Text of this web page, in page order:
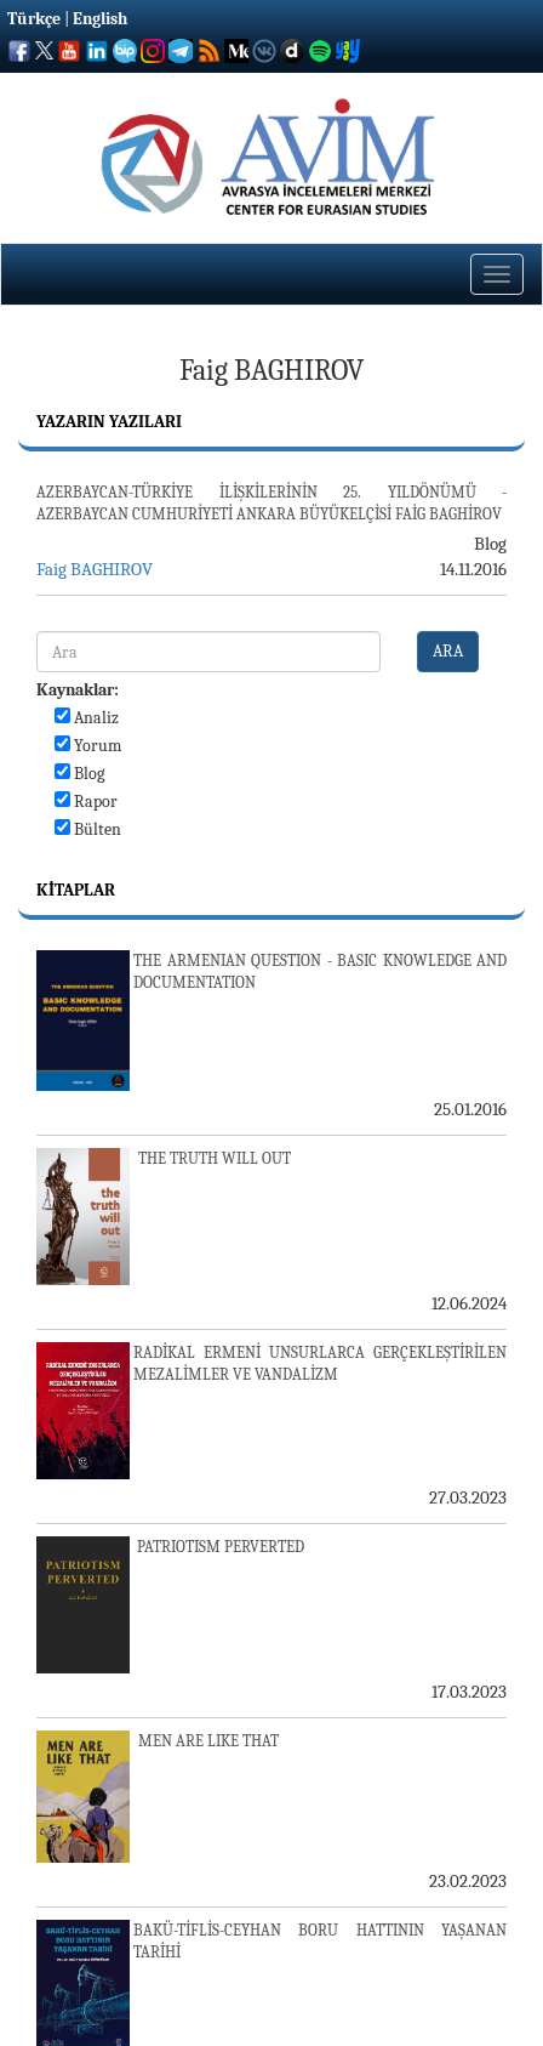
Türkçe English
Toggle
Faig BAGHIROV
YAZARIN YAZILARI
AZERBAYCAN-TÜRKİYE İLİŞKİLERİNİN 25. YILDÖNÜMÜ -
AZERBAYCAN CUMHURİYETİ ANKARA BÜYÜKELÇİSİ FAİG BAGHİROV
Blog
Faig BAGHIROV
14.11.2016
ARA
Kaynaklar:
Analiz
Yorum
Blog
Rapor
Bülten
KITAPLAR
THE ARMENIAN QUESTION - BASIC KNOWLEDGE AND
DOCUMENTATION
25.01.2016
THE TRUTH WILL OUT
12.06.2024
RADİKAL ERMENİ UNSURLARCA GERÇEKLEŞTİRİLEN
MEZALİMLER VE VANDALİZM
27.03.2023
PATRIOTISM PERVERTED
17.03.2023
MEN ARE LIKE THAT
23.02.2023
BAKÜ-TİFLİS-CEYHAN BORU HATTININ YAŞANAN
TARİHİ